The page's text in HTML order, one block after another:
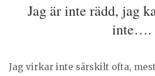
Jag är inte rädd, jag
inte….
Jag virkar inte särskilt ofta,